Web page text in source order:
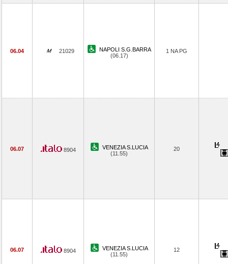
06.04 21029
NAPOLI S.G.BARRA
(06.17)
1 NA PG
06.07 8904
VENEZIA S.LUCIA
(11.55)
20
06.07 8904
VENEZIA S.LUCIA
(11.55)
12